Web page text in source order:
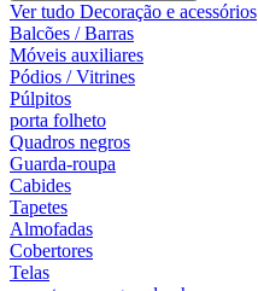
Ver tudo Decoração e acessórios
Balcões / Barras
Móveis auxiliares
Pódios / Vitrines
Púlpitos
porta folheto
Quadros negros
Guarda-roupa
Cabides
Tapetes
Almofadas
Cobertores
Telas